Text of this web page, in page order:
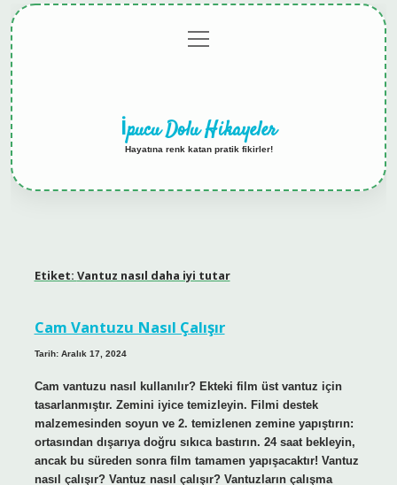
menüyü
aç
İpucu Dolu Hikayeler
Hayatına renk katan pratik fikirler!
Etiket: Vantuz nasıl daha iyi tutar
Cam Vantuzu Nasıl Çalışır
Tarih: Aralık 17, 2024
Cam vantuzu nasıl kullanılır? Ekteki film üst vantuz için
tasarlanmıştır. Zemini iyice temizleyin. Filmi destek
malzemesinden soyun ve 2. temizlenen zemine yapıştırın:
ortasından dışarıya doğru sıkıca bastırın. 24 saat bekleyin,
ancak bu süreden sonra film tamamen yapışacaktır! Vantuz
nasıl çalışır? Vantuz nasıl çalışır? Vantuzların çalışma